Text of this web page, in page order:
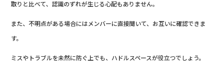
取りと比べて、認識のずれが生じる心配もありません。
また、不明点がある場合にはメンバーに直接聞いて、お互いに確認できま
す。
ミスやトラブルを未然に防ぐ上でも、ハドルスペースが役立つでしょう。